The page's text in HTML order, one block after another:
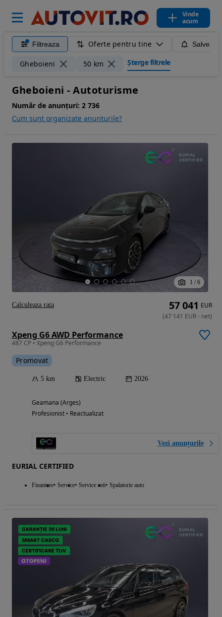
Vinde
acum
Filtreaza Oferte pentru tine
Gheboieni 50 km Șterge filtrele
Gheboieni - Autoturisme
Număr de anunțuri: 2 736
Cum sunt organizate anunturile?
1 / 6
Xpeng G6 AWD Performance
487 CP • Xpeng G6 Performance
Promovat
5 km Electric 2026
Geamana (Arges)
Profesionist • Reactualizat
Vezi anunțurile
EURIAL CERTIFIED
Finantare Service Service roti Spalatorie auto
57 041 EUR
(47 141 EUR- net)
Calculeaza rata